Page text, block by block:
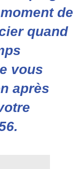
de
quand
vous
après